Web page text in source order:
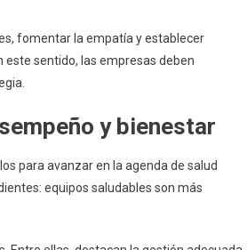
fomentar la empatía y establecer
este sentido, las empresas deben
y bienestar
para avanzar en la agenda de salud
equipos saludables son más